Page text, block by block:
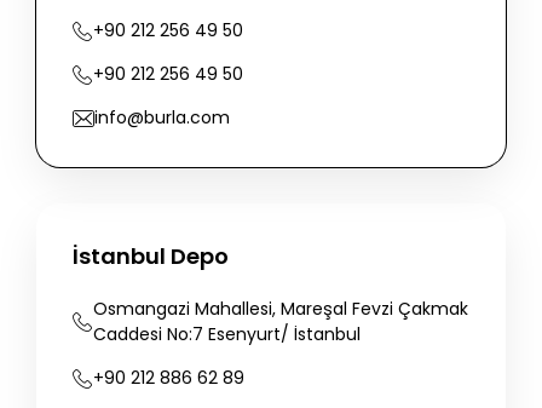
+90 212 256 49 50
+90 212 256 49 50
info@burla.com
İstanbul Depo
Osmangazi Mahallesi, Mareşal Fevzi Çakmak
Caddesi No:7 Esenyurt/ İstanbul
+90 212 886 62 89